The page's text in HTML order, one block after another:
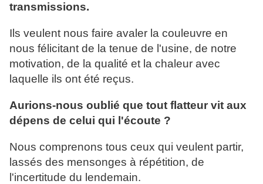
transmissions.
Ils veulent nous faire avaler la couleuvre en
nous félicitant de la tenue de l'usine, de notre
motivation, de la qualité et la chaleur avec
laquelle ils ont été reçus.
Aurions-nous oublié que tout flatteur vit aux
dépens de celui qui l'écoute ?
Nous comprenons tous ceux qui veulent partir,
lassés des mensonges à répétition, de
l'incertitude du lendemain.